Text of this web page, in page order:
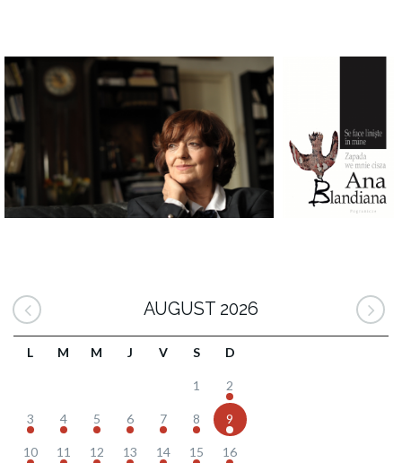
AUGUST 2026
L M M J V S D
1 2
3 4 5 6 7 8 9
10 11 12 13 14 15 16